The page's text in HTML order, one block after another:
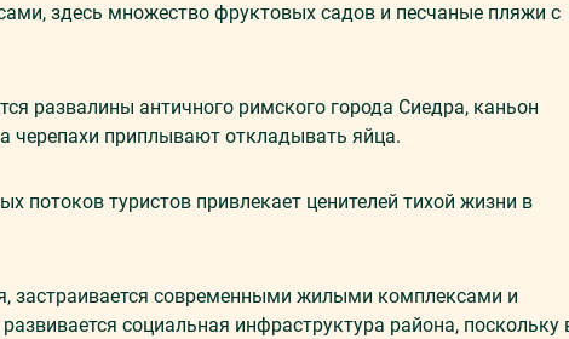
здесь множество фруктовых садов и песчаные пляжи с
развалины античного римского города Сиедра, каньон
черепахи приплывают откладывать яйца.
потоков туристов привлекает ценителей тихой жизни в
застраивается современными жилыми комплексами и
социальная инфраструктура района, поскольку